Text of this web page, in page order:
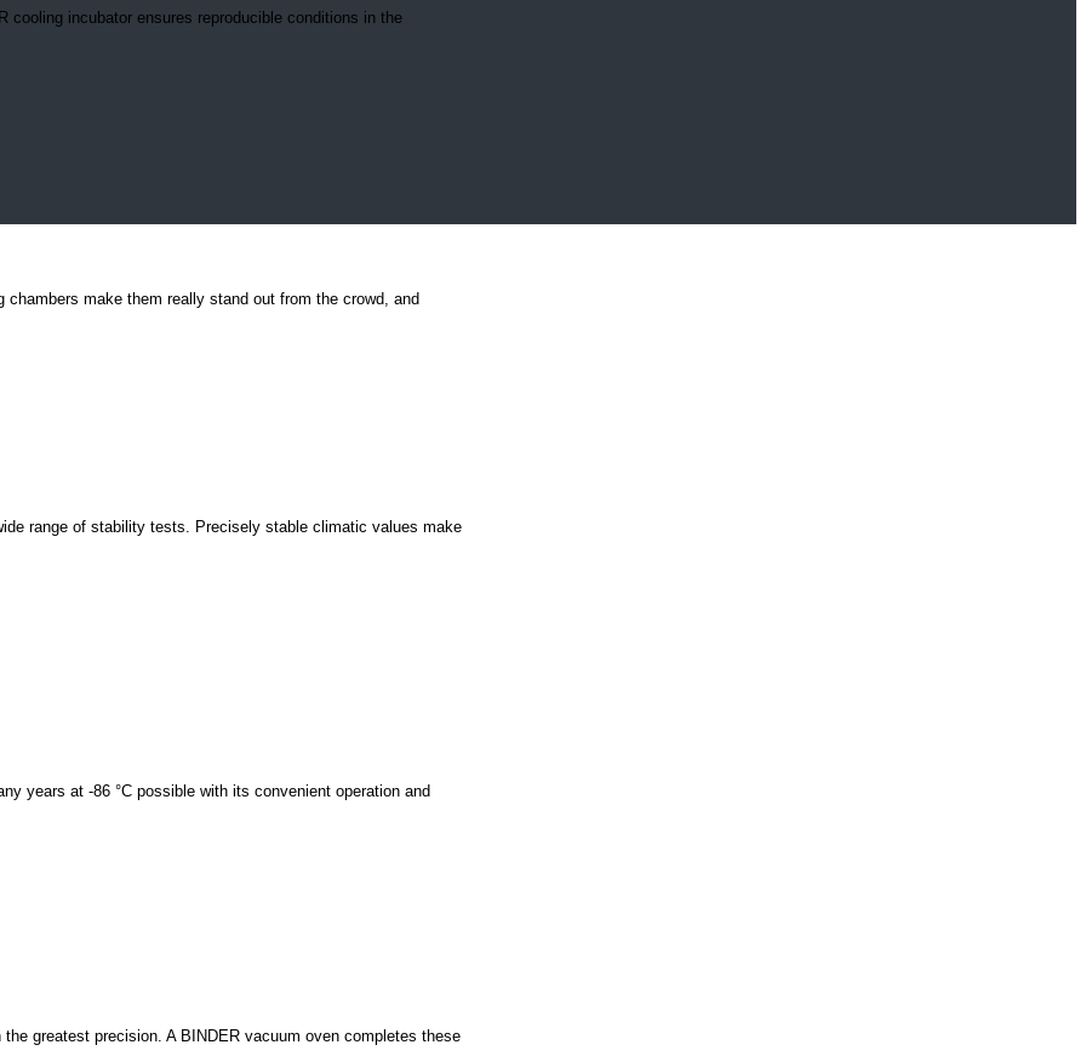
cooling incubator ensures reproducible conditions in the
make them really stand out from the crowd, and
range of stability tests. Precisely stable climatic values make
years at -86 °C possible with its convenient operation and
greatest precision. A BINDER vacuum oven completes these